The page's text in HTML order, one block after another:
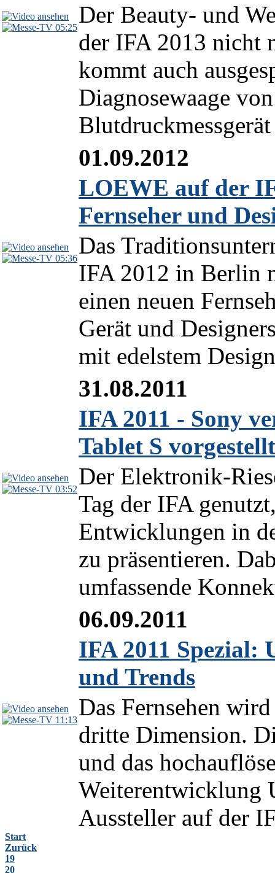
05:25Der Beauty- und
der IFA 2013 nicht
kommt auch
Diagnosewaage
05:36
01.09.2012
LOEWE auf der
Fernseher und
Das
IFA 2012 in Berlin
einen neuen
Gerät und
mit edelstem
03:52
31.08.2011
IFA 2011 - Sony
Tablet S vorgestellt
Der Elektronik-
Tag der IFA
Entwicklungen in
zu präsentieren.
umfassende
11:13
06.09.2011
IFA 2011 Spezial:
und Trends
Das Fernsehen
dritte Dimension.
und das
Weiterentwicklung
Aussteller auf der
Start
Zurück
19
20